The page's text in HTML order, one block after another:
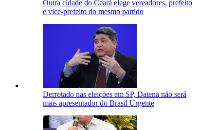
Outra cidade do Ceará elege vereadores, prefeito
e vice-prefeito do mesmo partido
Derrotado nas eleições em SP, Datena não será
mais apresentador do Brasil Urgente